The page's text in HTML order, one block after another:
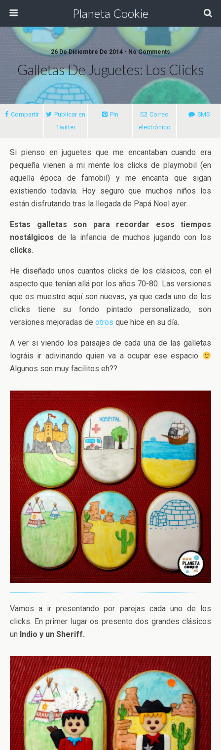
Planeta Cookie
26 De Diciembre De 2014 • No Comments
Galletas De Juguetes: Los Clicks
Compartir
Publicar en
Twitter
Pin
Correo
electrónico
SMS
Si pienso en juguetes que me encantaban cuando era
pequeña vienen a mi mente los clicks de playmobil (en
aquella época de famobil) y me encanta que sigan
existiendo todavía. Hoy seguro que muchos niños los
están disfrutando tras la llegada de Papá Noel ayer.
Estas galletas son para recordar esos tiempos
nostálgicos de la infancia de muchos jugando con los
clicks.
He diseñado unos cuantos clicks de los clásicos, con el
aspecto que tenían allá por los años 70-80. Las versiones
que os muestro aquí son nuevas, ya que cada uno de los
clicks tiene su fondo pintado personalizado, son
versiones mejoradas de otros que hice en su día.
A ver si viendo los paisajes de cada una de las galletas
lográis ir adivinando quien va a ocupar ese espacio
Algunos son muy facilitos eh??
Vamos a ir presentando por parejas cada uno de los
clicks. En primer lugar os presento dos grandes clásicos
un Indio y un Sheriff.